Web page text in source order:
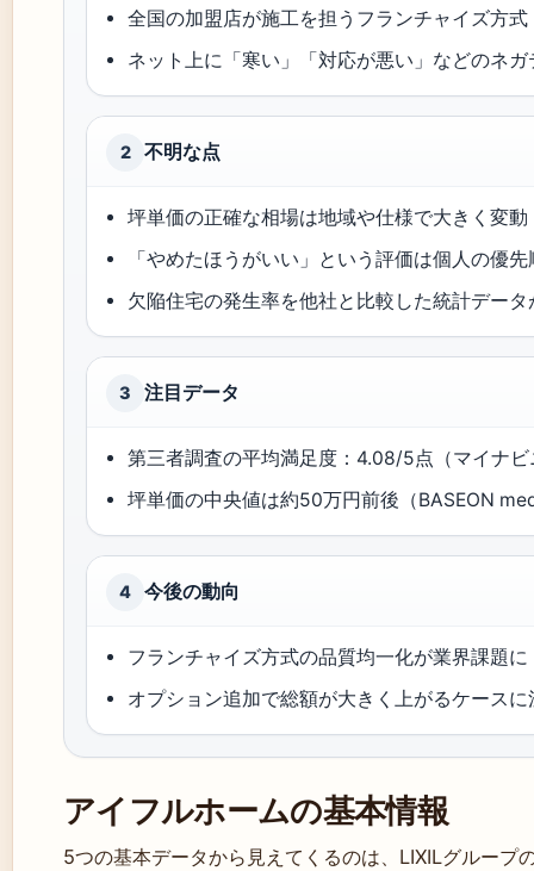
全国の加盟店が施工を担うフランチャイズ方
ネット上に「寒い」「対応が悪い」などのネ
2 不明な点
坪単価の正確な相場は地域や仕様で大きく変
「やめたほうがいい」という評価は個人の優
欠陥住宅の発生率を他社と比較した統計デー
3 注目データ
第三者調査の平均満足度：4.08/5点（マイナ
坪単価の中央値は約50万円前後（BASEON
4 今後の動向
フランチャイズ方式の品質均一化が業界課題に
オプション追加で総額が大きく上がるケース
アイフルホームの基本情報
5つの基本データから見えてくるのは、LIXILグループ